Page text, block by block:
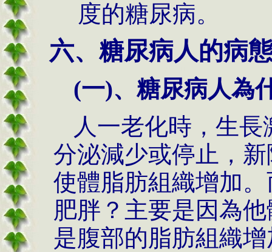
度的糖尿病。
六、糖尿病人的病
(一)、糖尿病人為
人一老化時，生
分泌減少或停止，
使體脂肪組織增加
肥胖？主要是因為
是腹部的脂肪組織